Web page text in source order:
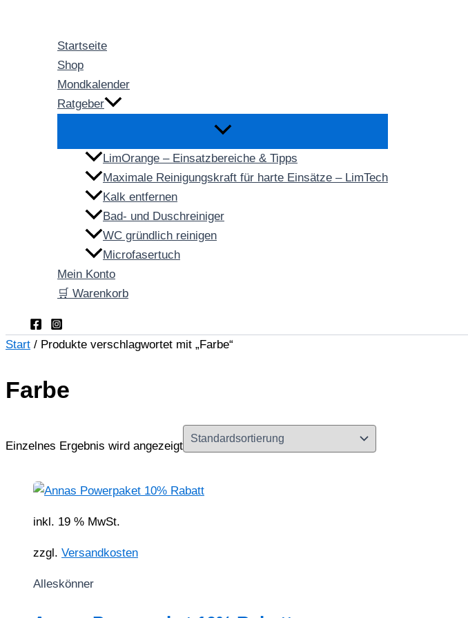
Startseite
Shop
Mondkalender
Ratgeber
LimOrange – Einsatzbereiche & Tipps
Maximale Reinigungskraft für harte Einsätze – LimTech
Kalk entfernen
Bad- und Duschreiniger
WC gründlich reinigen
Microfasertuch
Mein Konto
🛒 Warenkorb
Start / Produkte verschlagwortet mit „Farbe“
Farbe
Einzelnes Ergebnis wird angezeigt
inkl. 19 % MwSt.
zzgl. Versandkosten
Alleskönner